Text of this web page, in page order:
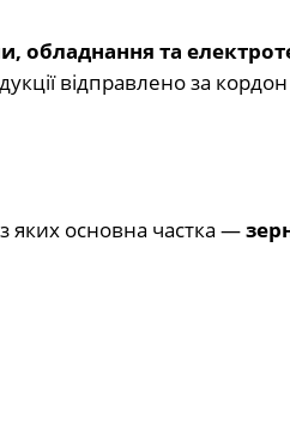
обладнання та
відправлено за
яких основна частка —